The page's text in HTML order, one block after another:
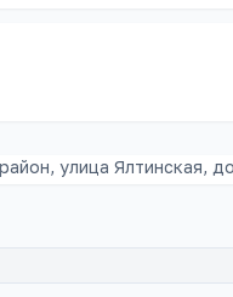
улица Ялтинская,